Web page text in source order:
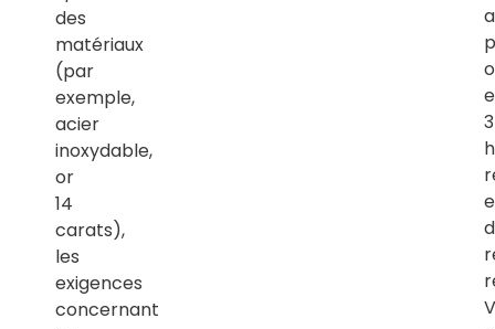
des
matériaux
(par
exemple,
acier
inoxydable,
or
14
carats),
les
exigences
concernant